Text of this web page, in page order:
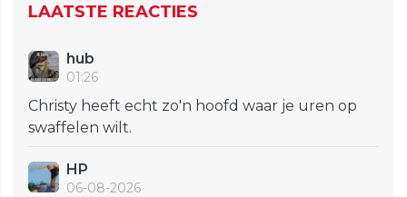
LAATSTE REACTIES
hub
01:26
Christy heeft echt zo'n hoofd waar je uren op
swaffelen wilt.
HP
06-08-2026